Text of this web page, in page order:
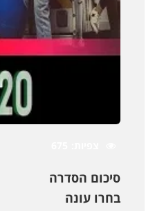
סיכום הסדרה
בחרו עונה